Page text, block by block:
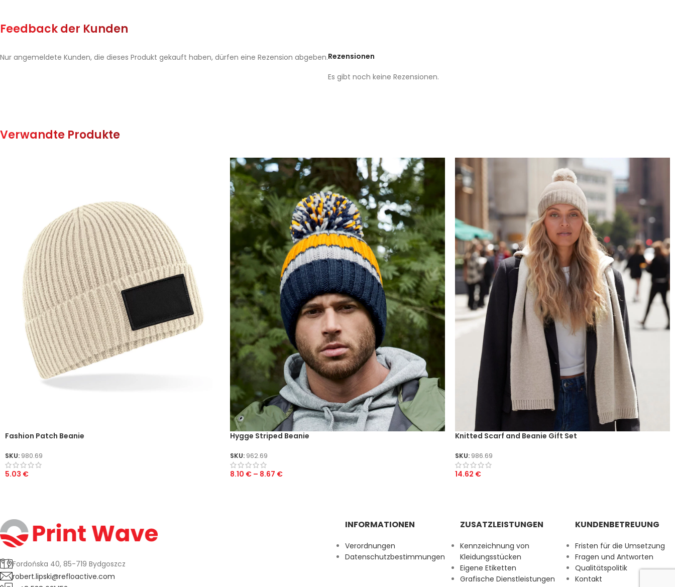
Feedback der Kunden
Rezensionen
Es gibt noch keine Rezensionen.
Nur angemeldete Kunden, die dieses Produkt gekauft haben, dürfen eine Rezension abgeben.
Verwandte Produkte
Fashion Patch Beanie
SKU: 980.69
5.03 €
Hygge Striped Beanie
SKU: 962.69
8.10 € – 8.67 €
Knitted Scarf and Beanie Gift Set
SKU: 986.69
14.62 €
Fordońska 40, 85-719 Bydgoszcz
robert.lipski@refloactive.com
INFORMATIONEN
Verordnungen
Datenschutzbestimmungen
ZUSATZLEISTUNGEN
Kennzeichnung von
Kleidungsstücken
Eigene Etiketten
Grafische Dienstleistungen
KUNDENBETREUUNG
Fristen für die Umsetzung
Fragen und Antworten
Qualitätspolitik
Kontakt